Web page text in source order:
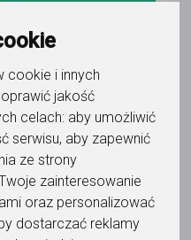
cookie i innych
jakość
celach: aby umożliwić
serwisu, aby zapewnić
ze strony
zainteresowanie
oraz personalizować
dostarczać reklamy
online